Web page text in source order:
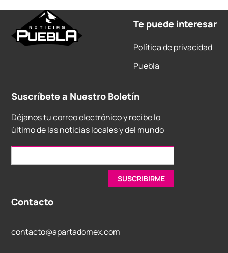
Te puede interesar
Política de privacidad
Puebla
Suscríbete a Nuestro Boletín
Déjanos tu correo electrónico y recibe lo
último de las noticias locales y del mundo
Contacto
contacto@apartadomex.com